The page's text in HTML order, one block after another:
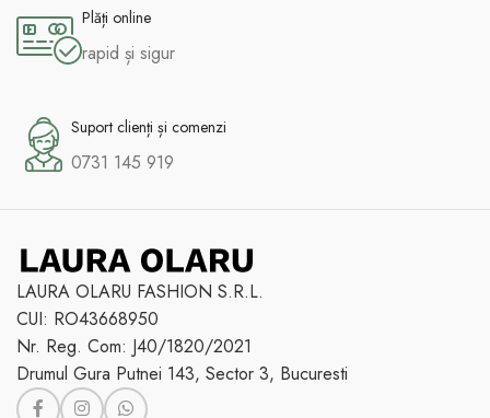
Plăți online
rapid și sigur
Suport clienți și comenzi
0731 145 919
LAURA OLARU FASHION S.R.L.
CUI: RO43668950
Nr. Reg. Com: J40/1820/2021
Drumul Gura Putnei 143, Sector 3, Bucuresti